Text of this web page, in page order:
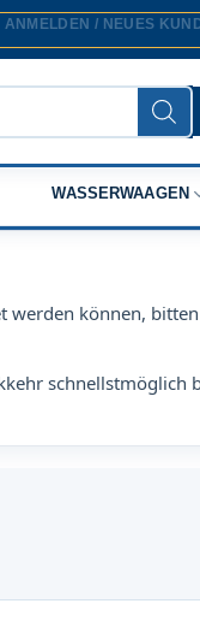
ANMELDEN / NEUES
WASSERWAAGEN
werden können,
schnellstmöglich